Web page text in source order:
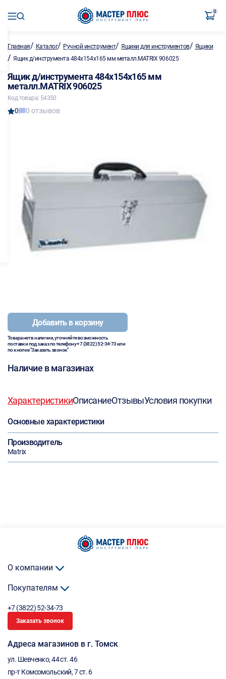
0
Главная/ Каталог/ Ручной инструмент/Ящики для инструментов/ Ящики
/ Ящик д/инструмента 484х154х165 мм металл.MATRIX 906025
Ящик д/инструмента 484х154х165 мм
металл.MATRIX 906025
Код товара: 54350
0 0 отзывов
Добавить в корзину
Товара нет в наличии, уточняйте возможность
поставки под заказ по телефону+7 (3822) 52-34-73или
по кнопке "Заказать звонок"
Наличие в магазинах
ХарактеристикиОписаниеОтзывыУсловия покупки
Основные характеристики
Производитель
Matrix
О компании
Покупателям
+7 (3822) 52-34-73
Заказать звонок
Адреса магазинов в г. Томск
ул. Шевченко, 44 ст. 46
пр-т Комсомольский, 7 ст. 6